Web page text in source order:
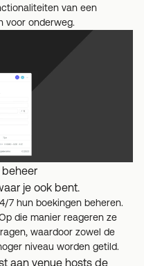
van een
voor onderweg.
je ook bent.
7 hun boekingen beheren.
die manier reageren ze
waardoor zowel de
niveau worden getild.
aan venue hosts de